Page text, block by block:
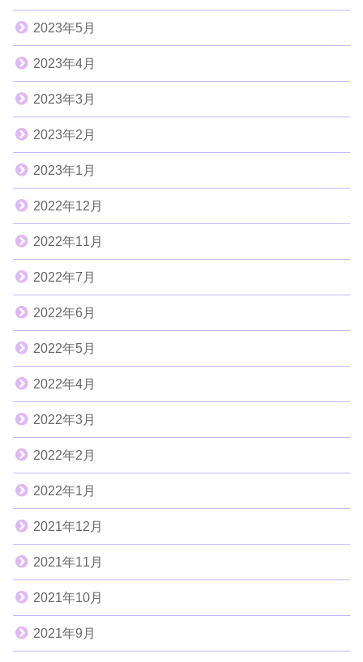
2023年5月
2023年4月
2023年3月
2023年2月
2023年1月
2022年12月
2022年11月
2022年7月
2022年6月
2022年5月
2022年4月
2022年3月
2022年2月
2022年1月
2021年12月
2021年11月
2021年10月
2021年9月